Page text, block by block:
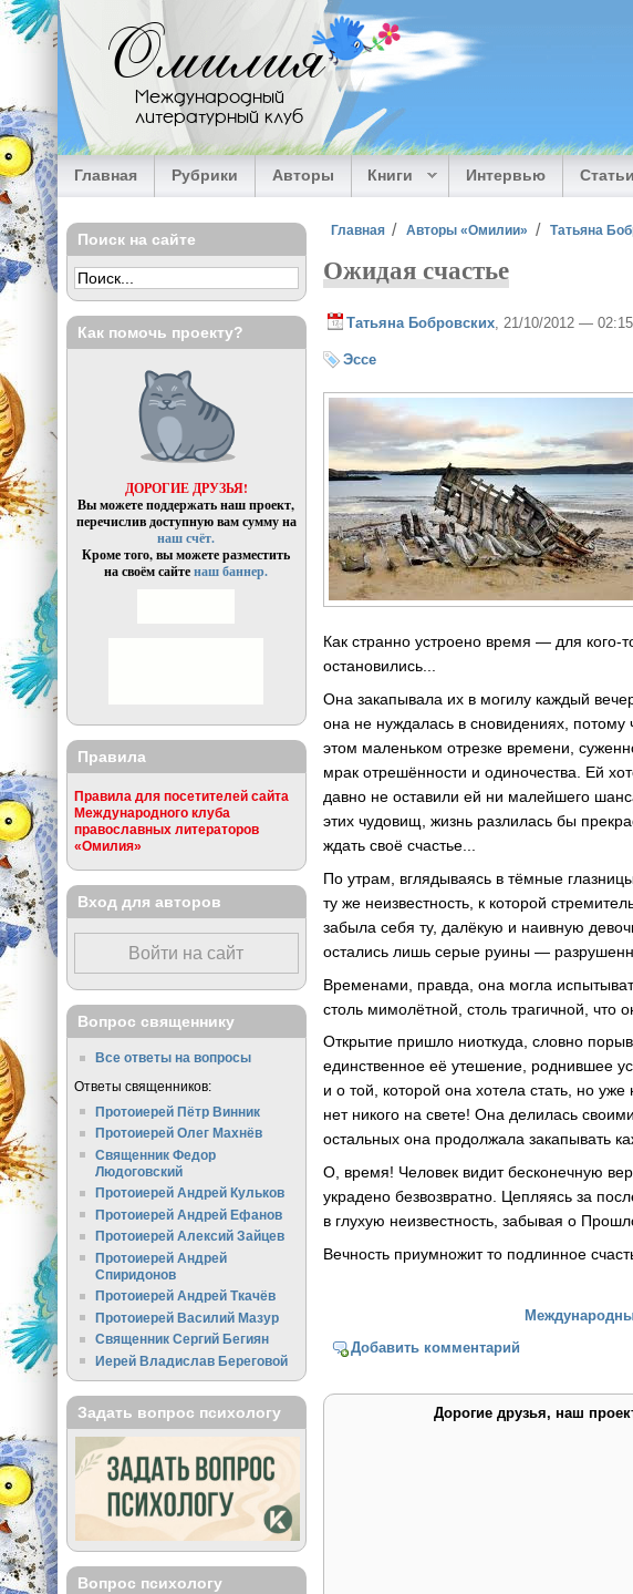
Перейти к основному содержанию
Омилия
Международный
литературный клуб
Главная Рубрики Авторы Книги Интервью Статьи
Вы здесь
Главная Авторы «Омилии» Татьяна
Ожидая счастье
Татьяна Бобровских , 21/10/2012 — 02:15
Эссе
Как странно устроено время — для кого-
остановились...
Она закапывала их в могилу каждый
она не нуждалась в сновидениях,
этом маленьком отрезке времени,
мрак отрешённости и одиночества. Ей
давно не оставили ей ни малейшего
этих чудовищ, жизнь разлилась бы
ждать своё счастье...
По утрам, вглядываясь в тёмные
ту же неизвестность, к которой
забыла себя ту, далёкую и наивную
остались лишь серые руины —
Временами, правда, она могла
столь мимолётной, столь трагичной, что
Открытие пришло ниоткуда, словно
единственное её утешение, роднившее
и о той, которой она хотела стать, но
нет никого на свете! Она делилась
остальных она продолжала закапывать
О, время! Человек видит бесконечную
украдено безвозвратно. Цепляясь за
в глухую неизвестность, забывая о
Вечность приумножит то подлинное
Добавить комментарий
Дорогие друзья, наш
Поиск на сайте
Как помочь проекту?
ДОРОГИЕ ДРУЗЬЯ!
Вы можете поддержать наш проект,
перечислив доступную вам сумму на
наш счёт.
Кроме того, вы можете разместить
на своём сайтенаш баннер.
Правила
Правила для посетителей сайта
Международного клуба
православных литераторов
«Омилия»
Вход для авторов
Войти на сайт
Вопрос священнику
Все ответы на вопросы
Ответы священников:
Протоиерей Пётр Винник
Протоиерей Олег Махнёв
Священник Федор
Людоговский
Протоиерей Андрей Кульков
Протоиерей Андрей Ефанов
Протоиерей Алексий Зайцев
Протоиерей Андрей
Спиридонов
Протоиерей Андрей Ткачёв
Протоиерей Василий Мазур
Священник Сергий Бегиян
Иерей Владислав Береговой
Задать вопрос психологу
Вопрос психологу